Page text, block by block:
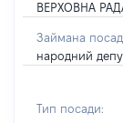
ВЕРХОВНА
Займана
народний
Тип посади: